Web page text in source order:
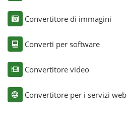
Convertitore di immagini
Converti per software
Convertitore video
Convertitore per i servizi web